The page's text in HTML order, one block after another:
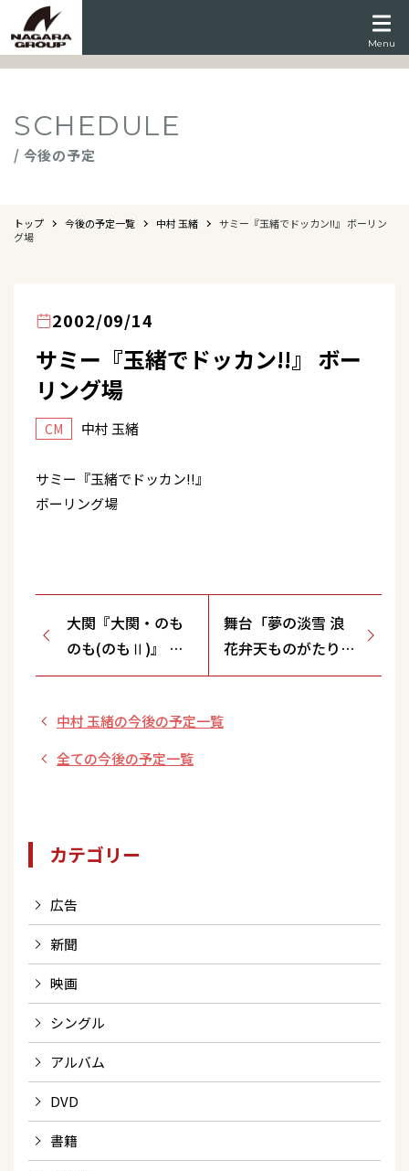
Menu
SCHEDULE
/ 今後の予定
トップ 今後の予定一覧 中村 玉緒
サミー『玉緒でドッカン!!』 ボーリン
グ場
2002/09/14
サミー『玉緒でドッカン!!』 ボー
リング場
CM 中村 玉緒
サミー『玉緒でドッカン!!』
ボーリング場
大関『大関・のも
のも(のもⅡ)』 の
ものも飲んで・商
りかけだすキャン
ペーン
舞台「夢の淡雪 浪
花弁天ものがたり」
（中日劇場）
中村 玉緒の今後の予定一覧
全ての今後の予定一覧
カテゴリー
広告
新聞
映画
シングル
アルバム
DVD
書籍